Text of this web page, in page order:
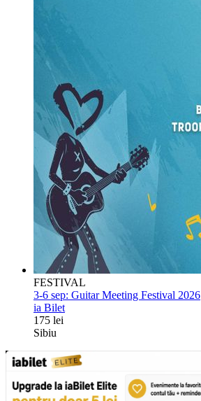
FESTIVAL
3-6 sep: Guitar Meeting Festival 2026
ia Bilet
175 lei
Sibiu